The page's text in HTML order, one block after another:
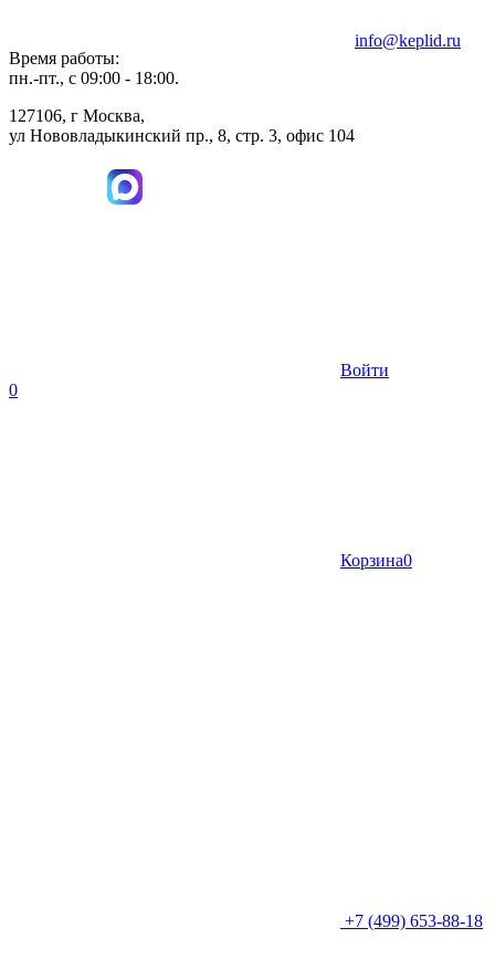
Время работы:
пн.-пт., с 09:00 - 18:00.
127106, г Москва,
ул Нововладыкинский пр., 8, стр. 3, офис 104
info@keplid.ru
Войти
0
Корзина0
+7 (499) 653-88-18